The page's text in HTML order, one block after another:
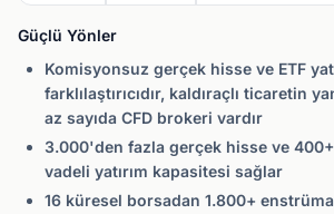
Güçlü Yönler
Komisyonsuz gerçek hisse ve ETF
farklılaştırıcıdır, kaldıraçlı ticaretin
az sayıda CFD brokeri vardır
3.000'den fazla gerçek hisse ve
vadeli yatırım kapasitesi sağlar
16 küresel borsadan 1.800+